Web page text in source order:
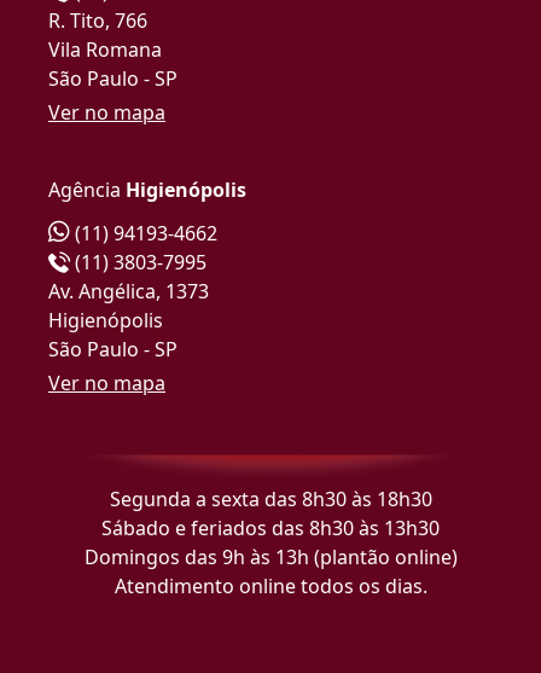
R. Tito, 766
Vila Romana
São Paulo - SP
Ver no mapa
Agência Higienópolis
(11) 94193-4662
(11) 3803-7995
Av. Angélica, 1373
Higienópolis
São Paulo - SP
Ver no mapa
Segunda a sexta das 8h30 às 18h30
Sábado e feriados das 8h30 às 13h30
Domingos das 9h às 13h (plantão online)
Atendimento online todos os dias.